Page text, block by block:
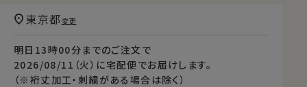
明日 13時00分 までのご注文で
2026/08/11（火） に宅配便 でお届けします。
（※裄丈加工・刺繍がある場合は除く）
東京都 変更